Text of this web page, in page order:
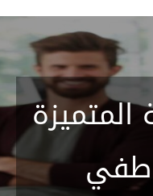
المتميزة